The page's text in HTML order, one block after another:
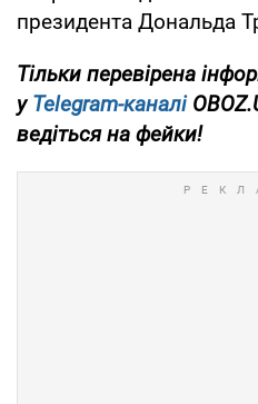
президента Дональда
Тільки перевірена
уTelegram-каналі
ведіться на фейки!